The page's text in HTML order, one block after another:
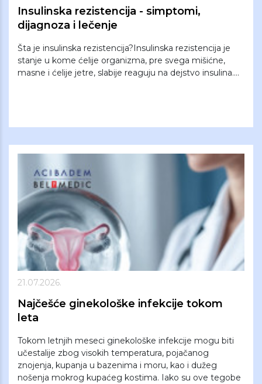
Insulinska rezistencija - simptomi,
dijagnoza i lečenje
Šta je insulinska rezistencija?Insulinska rezistencija je
stanje u kome ćelije organizma, pre svega mišićne,
masne i ćelije jetre, slabije reaguju na dejstvo insulina....
21.07.2026.
Najčešće ginekološke infekcije tokom
leta
Tokom letnjih meseci ginekološke infekcije mogu biti
učestalije zbog visokih temperatura, pojačanog
znojenja, kupanja u bazenima i moru, kao i dužeg
nošenja mokrog kupaćeg kostima. Iako su ove tegobe